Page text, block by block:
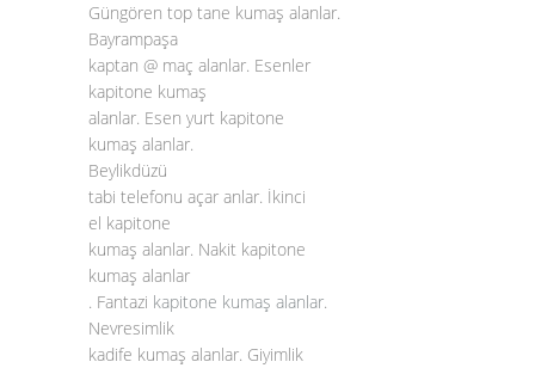
Güngören top tane kumaş alanlar.
Bayrampaşa
kaptan @ maç alanlar. Esenler
kapitone kumaş
alanlar. Esen yurt kapitone
kumaş alanlar.
Beylikdüzü
tabi telefonu açar anlar. İkinci
el kapitone
kumaş alanlar. Nakit kapitone
kumaş alanlar
. Fantazi kapitone kumaş alanlar.
Nevresimlik
kadife kumaş alanlar. Giyimlik